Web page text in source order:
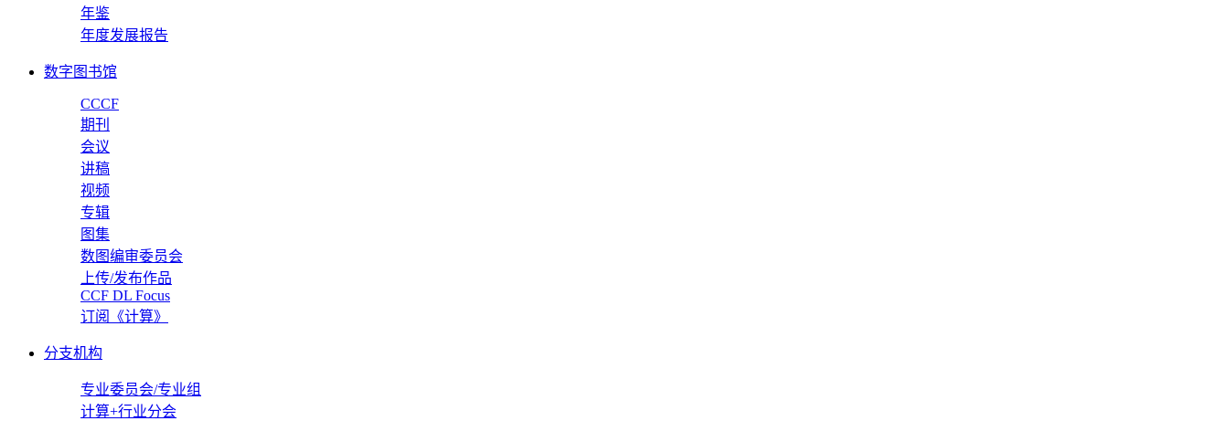
年鉴
年度发展报告
数字图书馆
CCCF
期刊
会议
讲稿
视频
专辑
图集
数图编审委员会
上传/发布作品
CCF DL Focus
订阅《计算》
分支机构
专业委员会/专业组
计算+行业分会